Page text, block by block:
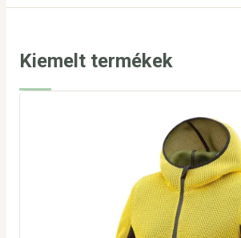
Kiemelt termékek